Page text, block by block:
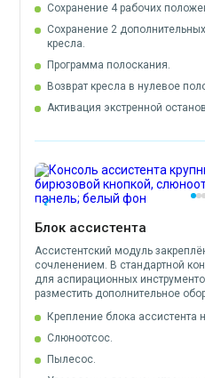
Сохранение 4 рабочих
Сохранение 2
кресла.
Программа полоскания.
Возврат кресла в нулевое
Активация экстренной
Блок ассистента
Ассистентский модуль
сочленением. В стандартной
для аспирационных
разместить дополнительное
Крепление блока ассистента
Слюноотсос.
Пылесос.